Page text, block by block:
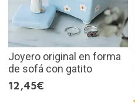
Joyero original en forma
de sofá con gatito
12,45€